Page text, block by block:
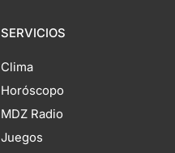
SERVICIOS
Clima
Horóscopo
MDZ Radio
Juegos